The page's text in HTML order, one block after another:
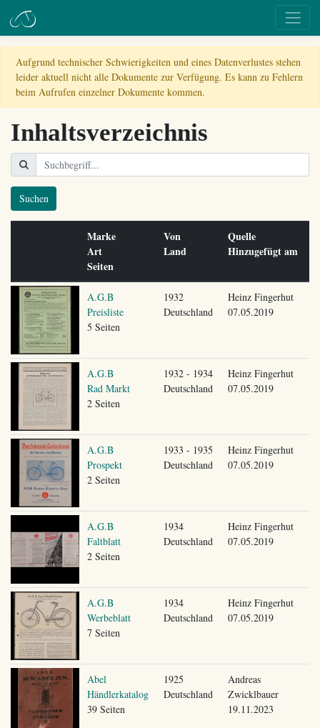
Aufgrund technischer Schwierigkeiten und eines Datenverlustes stehen
leider aktuell nicht alle Dokumente zur Verfügung. Es kann zu Fehlern
beim Aufrufen einzelner Dokumente kommen.
Inhaltsverzeichnis
Suchen
Marke
Art
Seiten
Von
Land
Quelle
Hinzugefügt am
A.G.B
Preisliste
5 Seiten
1932
Deutschland
Heinz Fingerhut
07.05.2019
A.G.B
Rad Markt
2 Seiten
1932 - 1934
Deutschland
Heinz Fingerhut
07.05.2019
A.G.B
Prospekt
2 Seiten
1933 - 1935
Deutschland
Heinz Fingerhut
07.05.2019
A.G.B
Faltblatt
2 Seiten
1934
Deutschland
Heinz Fingerhut
07.05.2019
A.G.B
Werbeblatt
7 Seiten
1934
Deutschland
Heinz Fingerhut
07.05.2019
Abel
Händlerkatalog
39 Seiten
1925
Deutschland
Andreas
Zwicklbauer
19.11.2023